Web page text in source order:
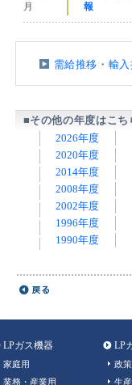
月
報
需給推移・輸
■その他の年度はこち
2026年度
2020年度
2014年度
2008年度
2002年度
1996年度
1990年度
LPガス機器
家庭用
業務・産業用
LP
政
生産